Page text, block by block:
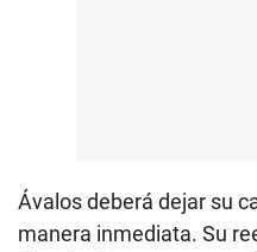
Ávalos deberá dejar su
manera inmediata. Su